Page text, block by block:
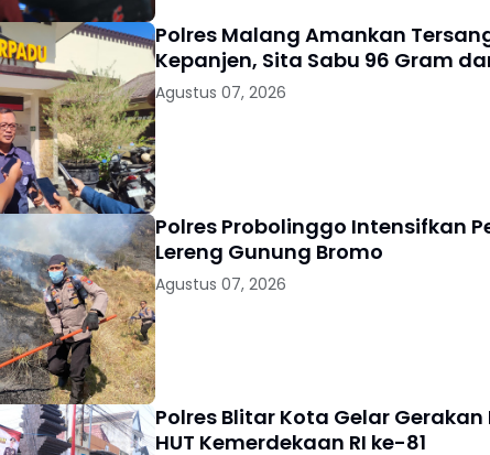
Polres Malang Amankan
Kepanjen, Sita Sabu 96 Gram
Agustus 07, 2026
Polres Probolinggo Intensifkan
Lereng Gunung Bromo
Agustus 07, 2026
Polres Blitar Kota Gelar
HUT Kemerdekaan RI ke-81